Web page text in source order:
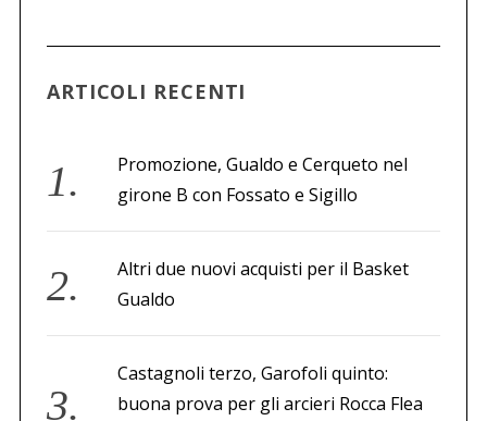
ARTICOLI RECENTI
Promozione, Gualdo e Cerqueto nel
girone B con Fossato e Sigillo
Altri due nuovi acquisti per il Basket
Gualdo
Castagnoli terzo, Garofoli quinto:
buona prova per gli arcieri Rocca Flea